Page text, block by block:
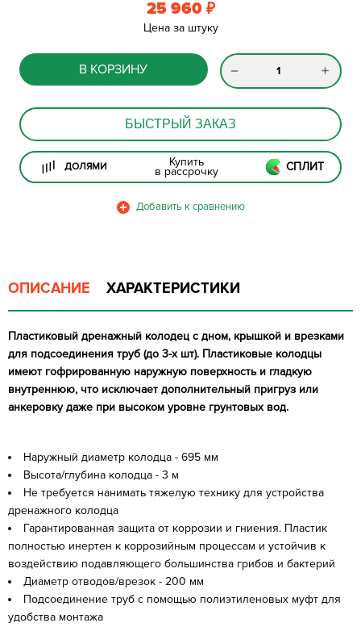
25 960 ₽
Цена за штуку
В КОРЗИНУ
БЫСТРЫЙ ЗАКАЗ
ДОЛЯМИ Купить
в рассрочку СПЛИТ
ОПИСАНИЕ ХАРАКТЕРИСТИКИ
Пластиковый дренажный колодец с дном, крышкой и врезками
для подсоединения труб (до 3-х шт). Пластиковые колодцы
имеют гофрированную наружную поверхность и гладкую
внутреннюю, что исключает дополнительный пригруз или
анкеровку даже при высоком уровне грунтовых вод.
Наружный диаметр колодца - 695 мм
Высота/глубина колодца - 3 м
Не требуется нанимать тяжелую технику для устройства
дренажного колодца
Гарантированная защита от коррозии и гниения. Пластик
полностью инертен к коррозийным процессам и устойчив к
воздействию подавляющего большинства грибов и бактерий
Диаметр отводов/врезок - 200 мм
Подсоединение труб с помощью полиэтиленовых муфт для
удобства монтажа